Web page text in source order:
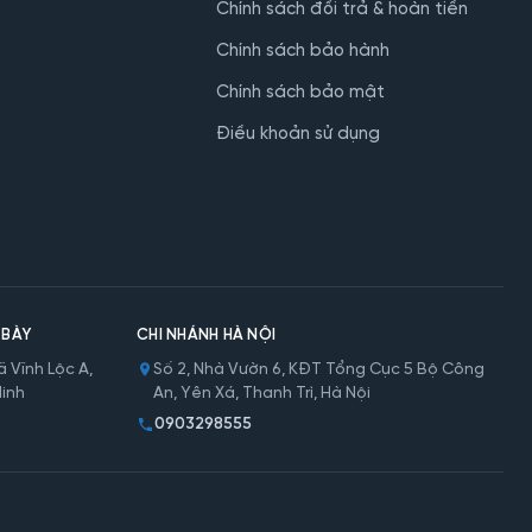
Chính sách đổi trả & hoàn tiền
Chính sách bảo hành
Chính sách bảo mật
Điều khoản sử dụng
Vĩnh Lộc A,
CHI NHÁNH HÀ NỘI
Số 2, Nhà Vườn 6, KĐT Tổng Cục 5 Bộ Công
An, Yên Xá, Thanh Trì, Hà Nội
0903298555